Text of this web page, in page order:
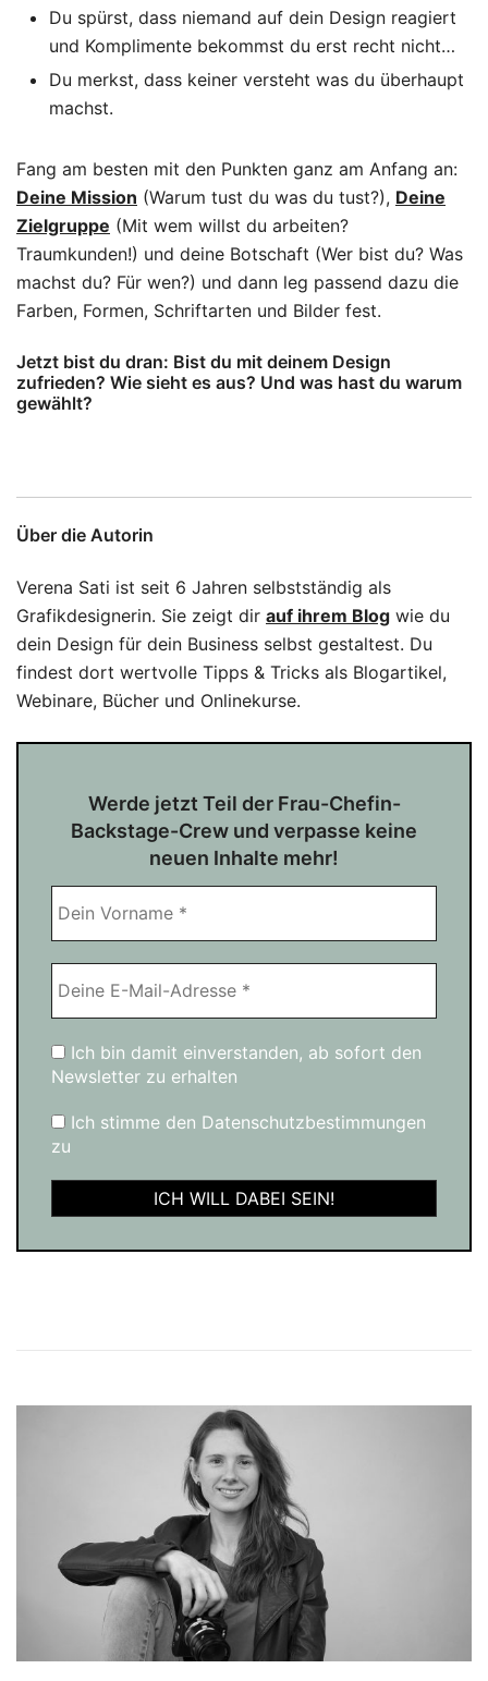
Du spürst, dass niemand auf dein Design reagiert
und Komplimente bekommst du erst recht nicht…
Du merkst, dass keiner versteht was du überhaupt
machst.
Fang am besten mit den Punkten ganz am Anfang an:
Deine Mission (Warum tust du was du tust?), Deine
Zielgruppe (Mit wem willst du arbeiten?
Traumkunden!) und deine Botschaft (Wer bist du? Was
machst du? Für wen?) und dann leg passend dazu die
Farben, Formen, Schriftarten und Bilder fest.
Jetzt bist du dran: Bist du mit deinem Design
zufrieden? Wie sieht es aus? Und was hast du warum
gewählt?
Über die Autorin
Verena Sati ist seit 6 Jahren selbstständig als
Grafikdesignerin. Sie zeigt dir auf ihrem Blog wie du
dein Design für dein Business selbst gestaltest. Du
findest dort wertvolle Tipps & Tricks als Blogartikel,
Webinare, Bücher und Onlinekurse.
Werde jetzt Teil der Frau-Chefin-
Backstage-Crew und verpasse keine
neuen Inhalte mehr!
Ich bin damit einverstanden, ab sofort den
Newsletter zu erhalten
Ich stimme den Datenschutzbestimmungen
zu